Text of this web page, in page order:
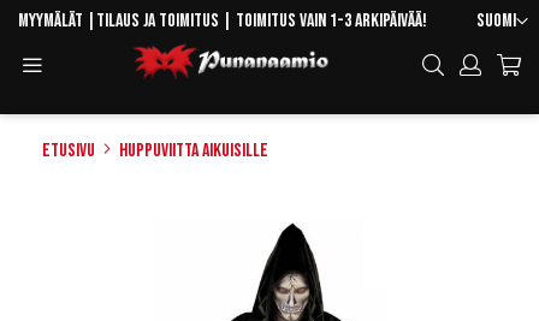
Skip
Content
Kieli
Suomi
Myymälät Tilaus ja toimitus | Toimitus vain 1-3 arkipäivää!
Hae
Etusivu Huppuviitta aikuisille